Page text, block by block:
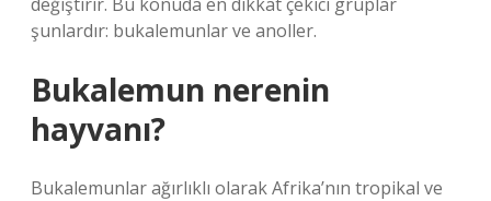
şunlardır: bukalemunlar ve anoller.
Bukalemun nerenin
hayvanı?
Bukalemunlar ağırlıklı olarak Afrika’nın tropikal ve